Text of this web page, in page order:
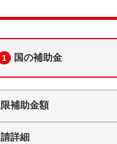
1 国の補助金
補助金額
詳細